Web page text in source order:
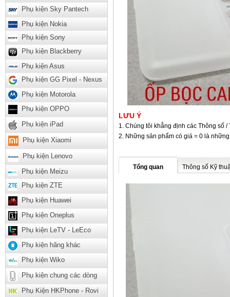
Phụ kiện Sky Pantech
Phụ kiện Nokia
Phụ kiện Sony
Phụ kiện Blackberry
Phụ kiện Asus
Phụ kiện GG Pixel - Nexus
Phụ kiện Motorola
Phụ kiện OPPO
Phụ kiện iPad
Phụ kiện Xiaomi
Phụ kiện Lenovo
Phụ kiện Meizu
Phụ kiện ZTE
Phụ kiện Huawei
Phụ kiện Oneplus
Phụ kiện LeTV - LeEco
Phụ kiện hãng khác
Phụ kiện Wiko
Phụ kiện chung các dòng
Phụ Kiện HKPhone - Rovi
LƯU Ý
Chúng tôi khẳng định các Thông số
Những sản phẩm có giá = 0 là
Tổng quan Thông số Kỹ